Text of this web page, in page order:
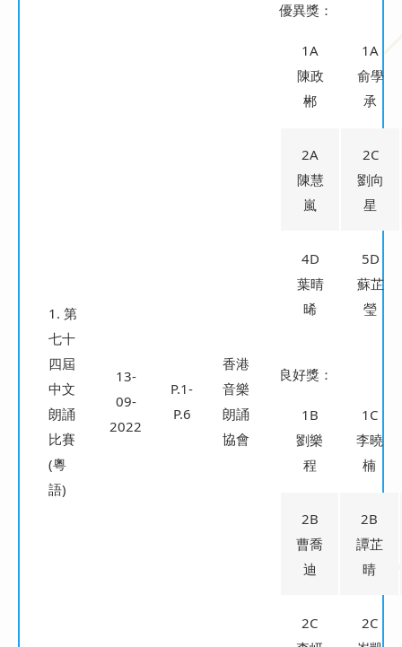
1. 第
七十
四屆
中文
朗誦
比賽
(粵
語)
13-
09-
2022
P.1-
P.6
香港
音樂
朗誦
協會
優異獎：
1A
陳政
郴
1A
俞學
承
2A
陳慧
嵐
2C
劉向
星
4D
葉晴
晞
5D
蘇芷
瑩
良好獎：
1B
劉樂
程
1C
李曉
楠
2B
曹喬
迪
2B
譚芷
晴
2C
2C